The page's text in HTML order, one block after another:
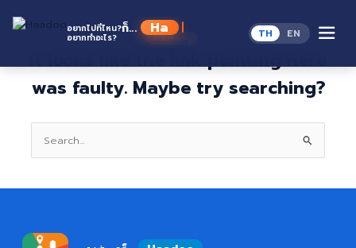
อยากไปที่ไหน?
อยากทำอะไร?
ก็... H
อ่านว่า หาดู TH EN
This page doesn't seem to exist.
It looks like the link pointing here
was faulty. Maybe try searching?
Search
for: